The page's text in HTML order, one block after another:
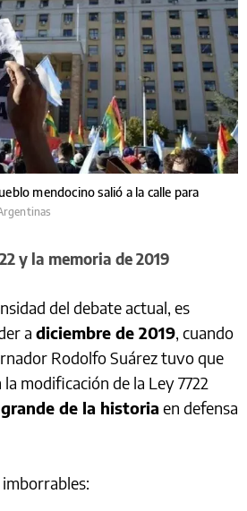
mendocino salió a la calle para
y la memoria de 2019
del debate actual, es
a diciembre de 2019, cuando
Rodolfo Suárez tuvo que
modificación de la Ley 7722
de la historia en defensa